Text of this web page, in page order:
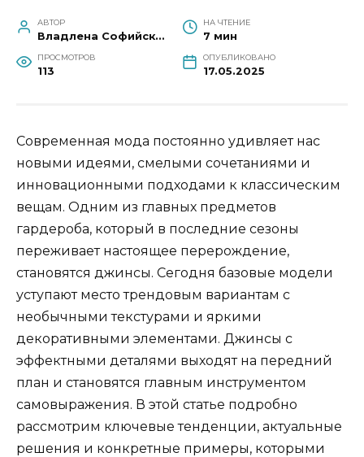
АВТОР
Владлена Софийская
НА ЧТЕНИЕ
7 мин
ПРОСМОТРОВ
113
ОПУБЛИКОВАНО
17.05.2025
Современная мода постоянно удивляет нас
новыми идеями, смелыми сочетаниями и
инновационными подходами к классическим
вещам. Одним из главных предметов
гардероба, который в последние сезоны
переживает настоящее перерождение,
становятся джинсы. Сегодня базовые модели
уступают место трендовым вариантам с
необычными текстурами и яркими
декоративными элементами. Джинсы с
эффектными деталями выходят на передний
план и становятся главным инструментом
самовыражения. В этой статье подробно
рассмотрим ключевые тенденции, актуальные
решения и конкретные примеры, которыми